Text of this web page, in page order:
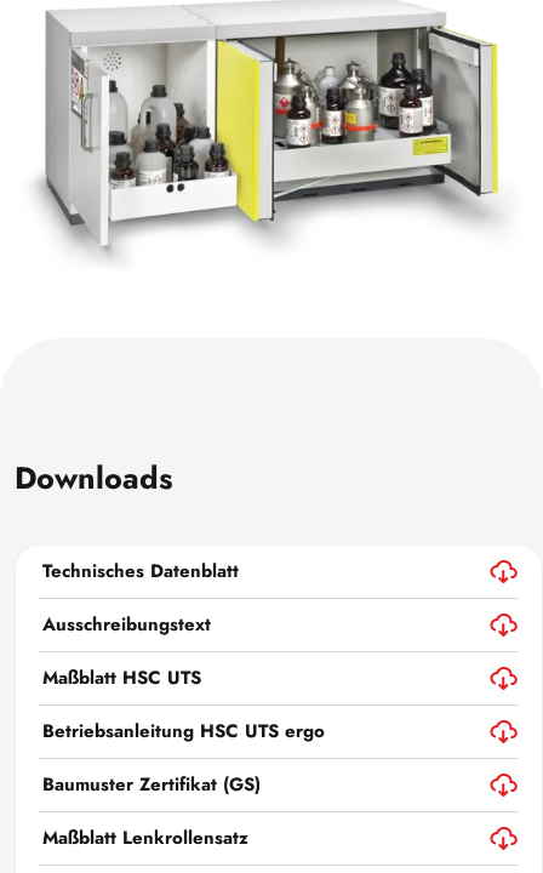
Downloads
Technisches Datenblatt
Ausschreibungstext
Maßblatt HSC UTS
Betriebsanleitung HSC UTS ergo
Baumuster Zertifikat (GS)
Maßblatt Lenkrollensatz